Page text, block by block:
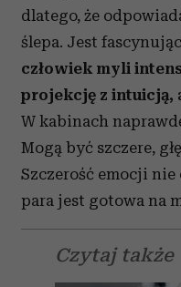
dlatego, że
ślepa. Jest
człowiek myli
projekcję z intuicją,
W kabinach
Mogą być szczere,
Szczerość emocji nie
para jest gotowa na
Czytaj także